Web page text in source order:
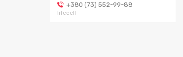
+380 (73) 552-99-88
lifecell